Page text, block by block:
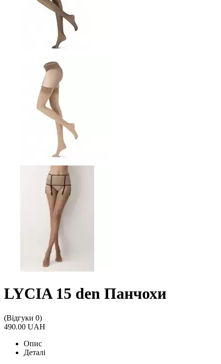
LYCIA 15 den Панчохи
(Відгуки 0)
490.00 UAH
Опис
Деталі